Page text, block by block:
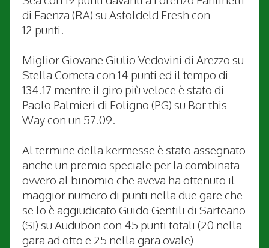
di Faenza (RA) su Asfoldeld Fresh con
12 punti.
Miglior Giovane Giulio Vedovini di Arezzo su
Stella Cometa con 14 punti ed il tempo di
134.17 mentre il giro più veloce è stato di
Paolo Palmieri di Foligno (PG) su Bor this
Way con un 57.09.
Al termine della kermesse è stato assegnato
anche un premio speciale per la combinata
ovvero al binomio che aveva ha ottenuto il
maggior numero di punti nella due gare che
se lo è aggiudicato Guido Gentili di Sarteano
(SI) su Audubon con 45 punti totali (20 nella
gara ad otto e 25 nella gara ovale)